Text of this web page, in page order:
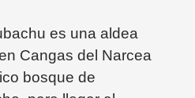
es una aldea
Cangas del Narcea
bosque de